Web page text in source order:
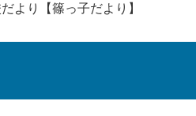
より【篠っ子だより】